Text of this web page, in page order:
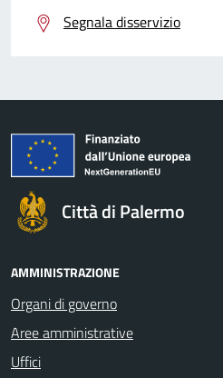
Segnala disservizio
Città di Palermo
AMMINISTRAZIONE
Organi di governo
Aree amministrative
Uffici